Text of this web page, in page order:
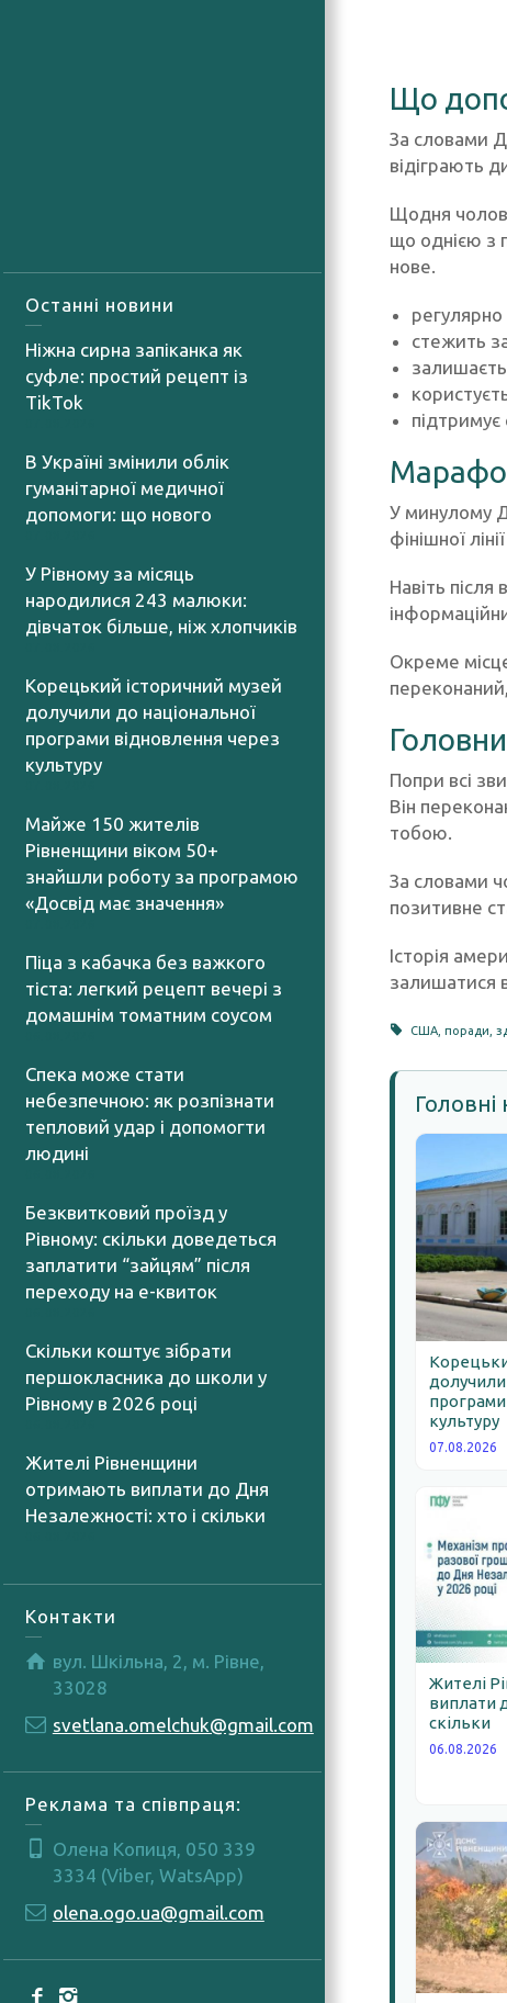
Останні новини
Ніжна сирна запіканка як
суфле: простий рецепт із
TikTok
В Україні змінили облік
гуманітарної медичної
допомоги: що нового
У Рівному за місяць
народилися 243 малюки:
дівчаток більше, ніж хлопчиків
Корецький історичний музей
долучили до національної
програми відновлення через
культуру
Майже 150 жителів
Рівненщини віком 50+
знайшли роботу за програмою
«Досвід має значення»
Піца з кабачка без важкого
тіста: легкий рецепт вечері з
домашнім томатним соусом
Спека може стати
небезпечною: як розпізнати
тепловий удар і допомогти
людині
Безквитковий проїзд у
Рівному: скільки доведеться
заплатити “зайцям” після
переходу на е-квиток
Скільки коштує зібрати
першокласника до школи у
Рівному в 2026 році
Жителі Рівненщини
отримають виплати до Дня
Незалежності: хто і скільки
Контакти
вул. Шкільна, 2, м. Рівне,
33028
svetlana.omelchuk@gmail.com
Реклама та співпраця:
Олена Копиця, 050 339
3334 (Viber, WatsApp)
olena.ogo.ua@gmail.com
Що
За словами
відіграють
Щодня
що однією з
нове.
регулярно
стежить
У минулому
фінішної
Навіть
Окреме
Попри всі
Він
тобою.
За словами
позитивне
Історія
залишатися
США ,поради ,
культуру
07.08.2026
Жителі
виплати
скільки
06.08.2026